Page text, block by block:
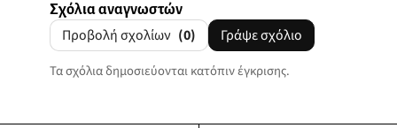
Σχόλια αναγνωστών
Προβολή σχολίων (0) Γράψε σχόλιο
Τα σχόλια δημοσιεύονται κατόπιν έγκρισης.